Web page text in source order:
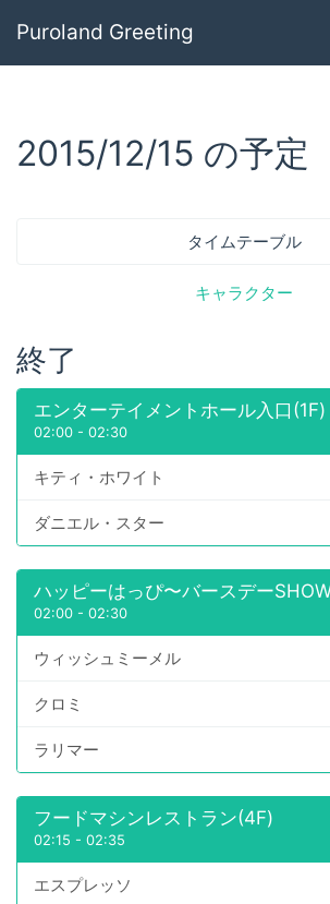
Puroland Greeting
2015/12/15 の予定
タイムテーブル
キャラクター
終了
エンターテイメントホール入口(1F)
02:00 - 02:30
キティ・ホワイト
ダニエル・スター
ハッピーはっぴ〜バースデー
02:00 - 02:30
ウィッシュミーメル
クロミ
ラリマー
フードマシンレストラン(4F)
02:15 - 02:35
エスプレッソ